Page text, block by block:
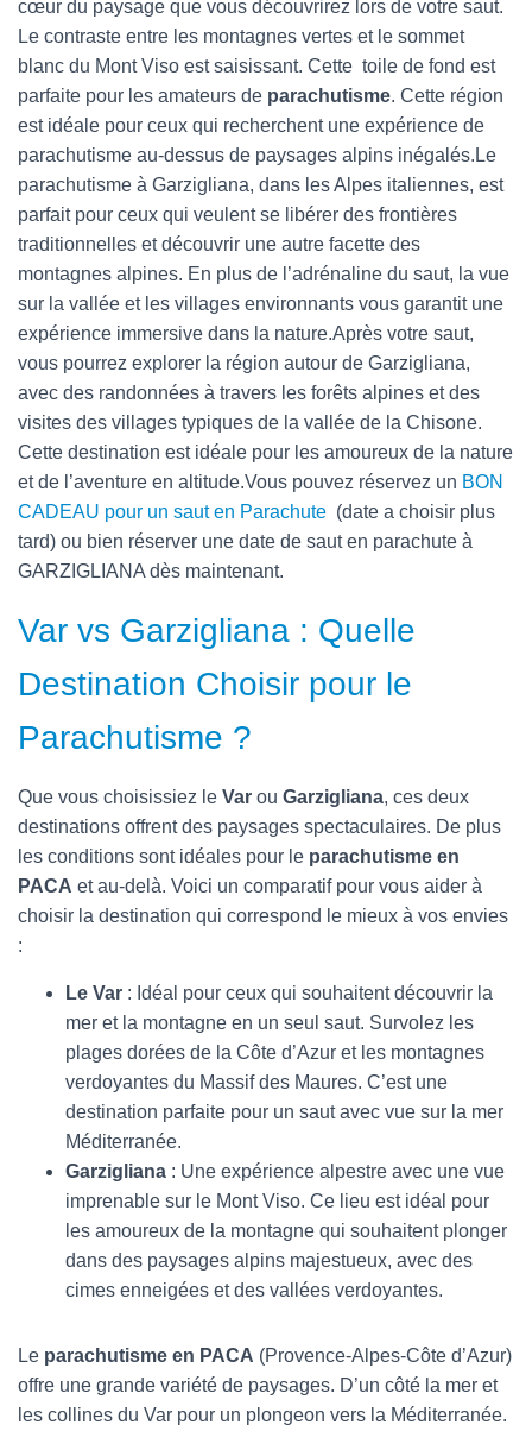
cœur du paysage que vous découvrirez lors de votre saut.
Le contraste entre les montagnes vertes et le sommet
blanc du Mont Viso est saisissant. Cette toile de fond est
parfaite pour les amateurs de parachutisme. Cette région
est idéale pour ceux qui recherchent une expérience de
parachutisme au-dessus de paysages alpins inégalés.Le
parachutisme à Garzigliana, dans les Alpes italiennes, est
parfait pour ceux qui veulent se libérer des frontières
traditionnelles et découvrir une autre facette des
montagnes alpines. En plus de l’adrénaline du saut, la vue
sur la vallée et les villages environnants vous garantit une
expérience immersive dans la nature.Après votre saut,
vous pourrez explorer la région autour de Garzigliana,
avec des randonnées à travers les forêts alpines et des
visites des villages typiques de la vallée de la Chisone.
Cette destination est idéale pour les amoureux de la nature
et de l’aventure en altitude.Vous pouvez réservez un BON
CADEAU pour un saut en Parachute (date a choisir plus
tard) ou bien réserver une date de saut en parachute à
GARZIGLIANA dès maintenant.
Var vs Garzigliana : Quelle
Destination Choisir pour le
Parachutisme ?
Que vous choisissiez le Var ou Garzigliana, ces deux
destinations offrent des paysages spectaculaires. De plus
les conditions sont idéales pour le parachutisme en
PACA et au-delà. Voici un comparatif pour vous aider à
choisir la destination qui correspond le mieux à vos envies
:
Le Var : Idéal pour ceux qui souhaitent découvrir la
mer et la montagne en un seul saut. Survolez les
plages dorées de la Côte d’Azur et les montagnes
verdoyantes du Massif des Maures. C’est une
destination parfaite pour un saut avec vue sur la mer
Méditerranée.
Garzigliana : Une expérience alpestre avec une vue
imprenable sur le Mont Viso. Ce lieu est idéal pour
les amoureux de la montagne qui souhaitent plonger
dans des paysages alpins majestueux, avec des
cimes enneigées et des vallées verdoyantes.
Le parachutisme en PACA (Provence-Alpes-Côte d’Azur)
offre une grande variété de paysages. D’un côté la mer et
les collines du Var pour un plongeon vers la Méditerranée.